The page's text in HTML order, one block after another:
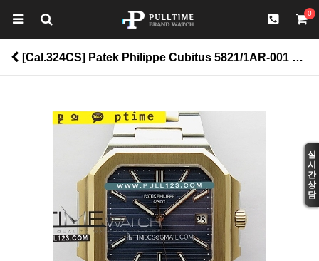
실
시
간
상
담
0
[Cal.324CS] Patek Philippe Cubitus 5821/1AR-001 SS/RG PPF 1:1 Best Edition - 파텍필립 큐비투스 베스트 에디션 > Cubitus